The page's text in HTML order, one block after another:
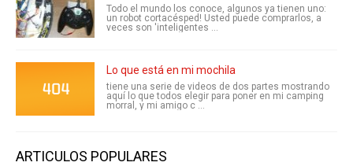
Todo el mundo los conoce, algunos ya tienen uno:
un robot cortacésped! Usted puede comprarlos, a
veces son 'inteligentes ...
Lo que está en mi mochila
tiene una serie de videos de dos partes mostrando
aquí lo que todos elegir para poner en mi camping
morral, y mi amigo c ...
ARTICULOS POPULARES